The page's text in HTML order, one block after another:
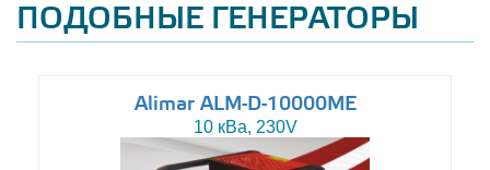
ПОДОБНЫЕ ГЕНЕРАТОРЫ
Alimar ALM-D-10000ME
10 кВа, 230V